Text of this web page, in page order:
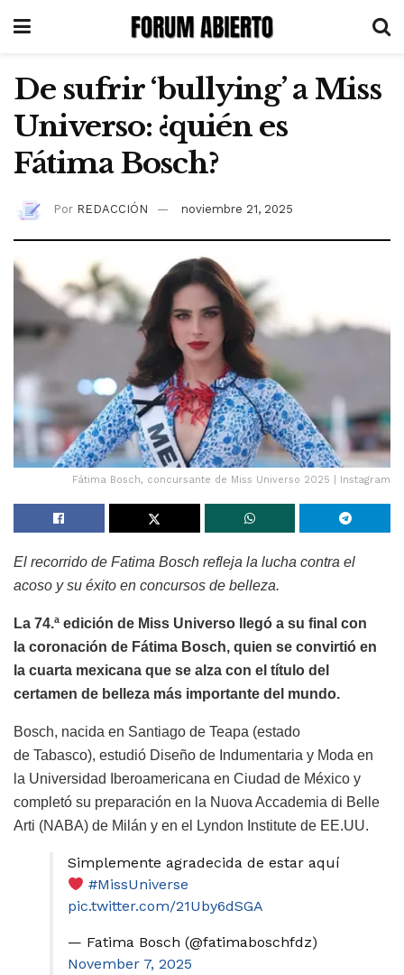
De sufrir ‘bullying’ a Miss
Universo: ¿quién es
Fátima Bosch?
Por REDACCIÓN noviembre 21, 2025
Fátima Bosch, concursante de Miss Universo 2025 | Instagram
El recorrido de Fatima Bosch refleja la lucha contra el
acoso y su éxito en concursos de belleza.
La 74.ª edición de Miss Universo llegó a su final con
la coronación de Fátima Bosch, quien se convirtió en
la cuarta mexicana que se alza con el título del
certamen de belleza más importante del mundo.
Bosch, nacida en Santiago de Teapa (estado
de Tabasco), estudió Diseño de Indumentaria y Moda en
la Universidad Iberoamericana en Ciudad de México y
completó su preparación en la Nuova Accademia di Belle
Arti (NABA) de Milán y en el Lyndon Institute de EE.UU.
Simplemente agradecida de estar aquí
#MissUniverse
pic.twitter.com/21Uby6dSGA
— Fatima Bosch (@fatimaboschfdz)
November 7, 2025